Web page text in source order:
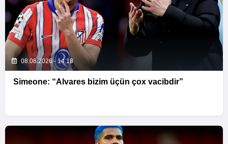
08.08.2026 - 14:18
Simeone: “Alvares bizim üçün çox vacibdir”